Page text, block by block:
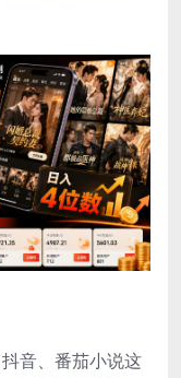
音、番茄小说这